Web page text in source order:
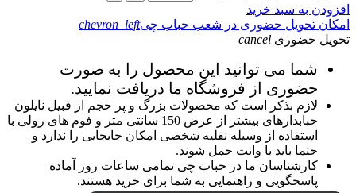
افزودن به سبد خرید
امکان تحویل حضوری در شعب حباب چیchevron_left
تحویل حضوری cancel
شما می توانید این محصول را به صورت
حضوری از فروشگاه ما دریافت نمایید.
لازم بذکر است که محصولات بزرگ و پر حجم از قبیل نایلون
حبابدارهای بیشتر از عرض 150 سانتی متر و فوم های رولی با
استفاده از وسیله نقلیه شخصی امکان جابجایی را ندارد و
حتما باید با وانت حمل شوند.
کارشناسان ما در حباب چی تمامی ساعات روز آماده
پاسخگویی و راهنمایی به شما برای خرید هستند.